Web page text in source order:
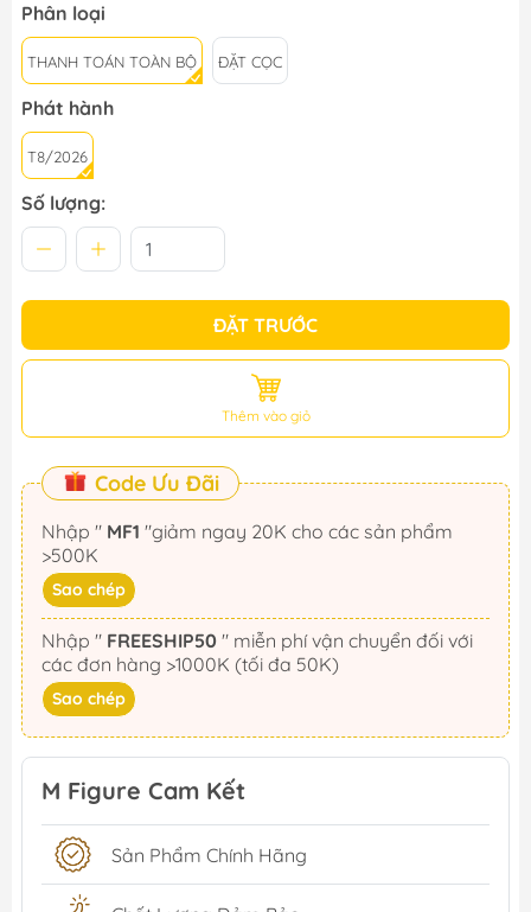
Phân loại
THANH TOÁN TOÀN BỘ ĐẶT CỌC
Phát hành
T8/2026
Số lượng:
ĐẶT TRƯỚC
Thêm vào giỏ
Code Ưu Đãi
Nhập " MF1
>500K
Sao chép
Nhập " FREESHIP50
các đơn hàng >1000K (tối đa 50K)
Sao chép
M Figure Cam Kết
Sản Phẩm Chính Hãng